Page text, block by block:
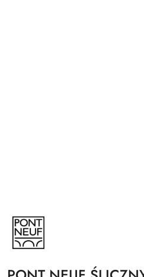
NAZWA
PRODUCENTA:
PONT
NEUF